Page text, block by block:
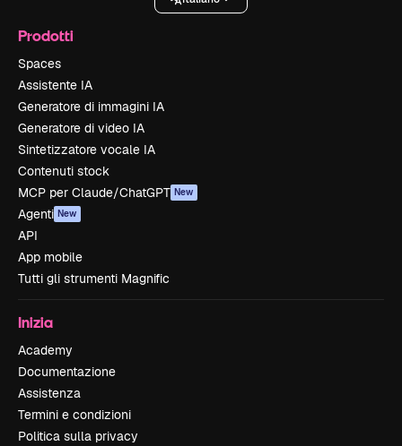
Prodotti
Spaces
Assistente IA
Generatore di immagini IA
Generatore di video IA
Sintetizzatore vocale IA
Contenuti stock
MCP per Claude/ChatGPT New
Agenti New
API
App mobile
Tutti gli strumenti Magnific
Inizia
Academy
Documentazione
Assistenza
Termini e condizioni
Politica sulla privacy